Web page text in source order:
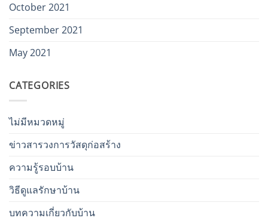
October 2021
September 2021
May 2021
CATEGORIES
ไม่มีหมวดหมู่
ข่าวสารวงการวัสดุก่อสร้าง
ความรู้รอบบ้าน
วิธีดูแลรักษาบ้าน
บทความเกี่ยวกับบ้าน